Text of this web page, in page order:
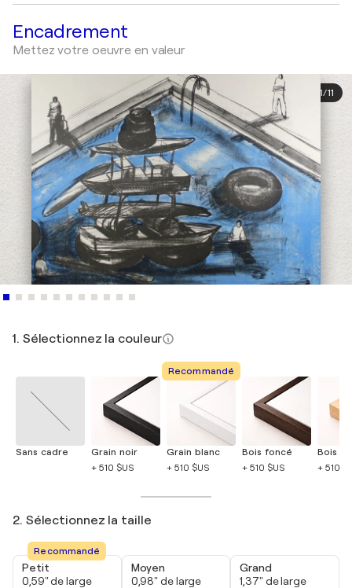
Encadrement
Mettez votre oeuvre en valeur
1/11
1. Sélectionnez la couleur
Sans cadre
Grain noir
+ 510 $US
Recommandé
Grain blanc
+ 510 $US
Bois foncé
+ 510 $US
Bois
+ 510
2. Sélectionnez la taille
Recommandé
Petit
0,59" de large
Moyen
0,98" de large
Grand
1,37" de large